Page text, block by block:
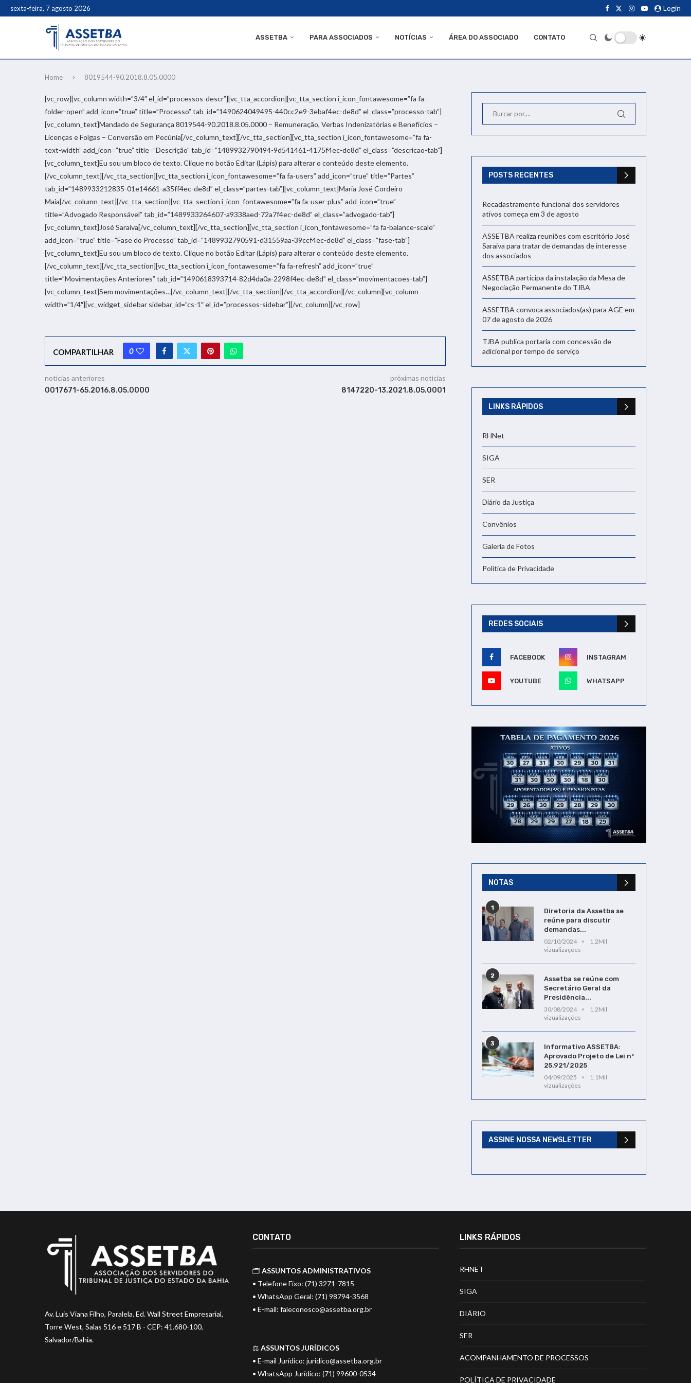
sexta-feira, 7 agosto 2026 Login
ASSETBA PARA ASSOCIADOS NOTÍCIAS ÁREA DO ASSOCIADO CONTATO
Home 8019544-90.2018.8.05.0000
[vc_row][vc_column width=”3/4″ el_id=”processos-descr”][vc_tta_accordion][vc_tta_section i_icon_fontawesome=”fa fa-
folder-open” add_icon=”true” title=”Processo” tab_id=”1490624049495-440cc2e9-3ebaf4ec-de8d” el_class=”processo-tab”]
[vc_column_text]Mandado de Segurança 8019544-90.2018.8.05.0000 – Remuneração, Verbas Indenizatórias e Benefícios –
Licenças e Folgas – Conversão em Pecúnia[/vc_column_text][/vc_tta_section][vc_tta_section i_icon_fontawesome=”fa fa-
text-width” add_icon=”true” title=”Descrição” tab_id=”1489932790494-9d541461-4175f4ec-de8d” el_class=”descricao-tab”]
[vc_column_text]Eu sou um bloco de texto. Clique no botão Editar (Lápis) para alterar o conteúdo deste elemento.
[/vc_column_text][/vc_tta_section][vc_tta_section i_icon_fontawesome=”fa fa-users” add_icon=”true” title=”Partes”
tab_id=”1489933212835-01e14661-a35ff4ec-de8d” el_class=”partes-tab”][vc_column_text]Maria José Cordeiro
Maia[/vc_column_text][/vc_tta_section][vc_tta_section i_icon_fontawesome=”fa fa-user-plus” add_icon=”true”
title=”Advogado Responsável” tab_id=”1489933264607-a9338aed-72a7f4ec-de8d” el_class=”advogado-tab”]
[vc_column_text]José Saraiva[/vc_column_text][/vc_tta_section][vc_tta_section i_icon_fontawesome=”fa fa-balance-scale”
add_icon=”true” title=”Fase do Processo” tab_id=”1489932790591-d31559aa-39ccf4ec-de8d” el_class=”fase-tab”]
[vc_column_text]Eu sou um bloco de texto. Clique no botão Editar (Lápis) para alterar o conteúdo deste elemento.
[/vc_column_text][/vc_tta_section][vc_tta_section i_icon_fontawesome=”fa fa-refresh” add_icon=”true”
title=”Movimentações Anteriores” tab_id=”1490618393714-82d4da0a-2298f4ec-de8d” el_class=”movimentacoes-tab”]
[vc_column_text]Sem movimentações…[/vc_column_text][/vc_tta_section][/vc_tta_accordion][/vc_column][vc_column
width=”1/4″][vc_widget_sidebar sidebar_id=”cs-1″ el_id=”processos-sidebar”][/vc_column][/vc_row]
COMPARTILHAR 0
notícias anteriores
0017671-65.2016.8.05.0000
próximas notícias
8147220-13.2021.8.05.0001
POSTS RECENTES
Recadastramento funcional dos servidores
ativos começa em 3 de agosto
ASSETBA realiza reuniões com escritório José
Saraiva para tratar de demandas de interesse
dos associados
ASSETBA participa da instalação da Mesa de
Negociação Permanente do TJBA
ASSETBA convoca associados(as) para AGE em
07 de agosto de 2026
TJBA publica portaria com concessão de
adicional por tempo de serviço
LINKS RÁPIDOS
RHNet
SIGA
SER
Diário da Justiça
Convênios
Galeria de Fotos
Política de Privacidade
REDES SOCIAIS
FACEBOOK INSTAGRAM
YOUTUBE WHATSAPP
NOTAS
1
Diretoria da Assetba se
reúne para discutir
demandas...
02/10/2024
1,2Mil
vizualizações
2
Assetba se reúne com
Secretário Geral da
Presidência...
30/08/2024
1,2Mil
vizualizações
3
Informativo ASSETBA:
Aprovado Projeto de Lei nº
25.921/2025
04/09/2025
1,1Mil
vizualizações
ASSINE NOSSA NEWSLETTER
Av. Luis Viana Filho, Paralela. Ed. Wall Street Empresarial,
Torre West, Salas 516 e 517 B - CEP: 41.680-100,
Salvador/Bahia.
CONTATO
🗂️ASSUNTOS ADMINISTRATIVOS
• Telefone Fixo: (71) 3271-7815
• WhatsApp Geral: (71) 98794-3568
• E-mail: faleconosco@assetba.org.br
⚖️ ASSUNTOS JURÍDICOS
• E-mail Jurídico: juridico@assetba.org.br
• WhatsApp Jurídico: (71) 99600-0534
LINKS RÁPIDOS
RHNET
SIGA
DIÁRIO
SER
ACOMPANHAMENTO DE PROCESSOS
POLÍTICA DE PRIVACIDADE